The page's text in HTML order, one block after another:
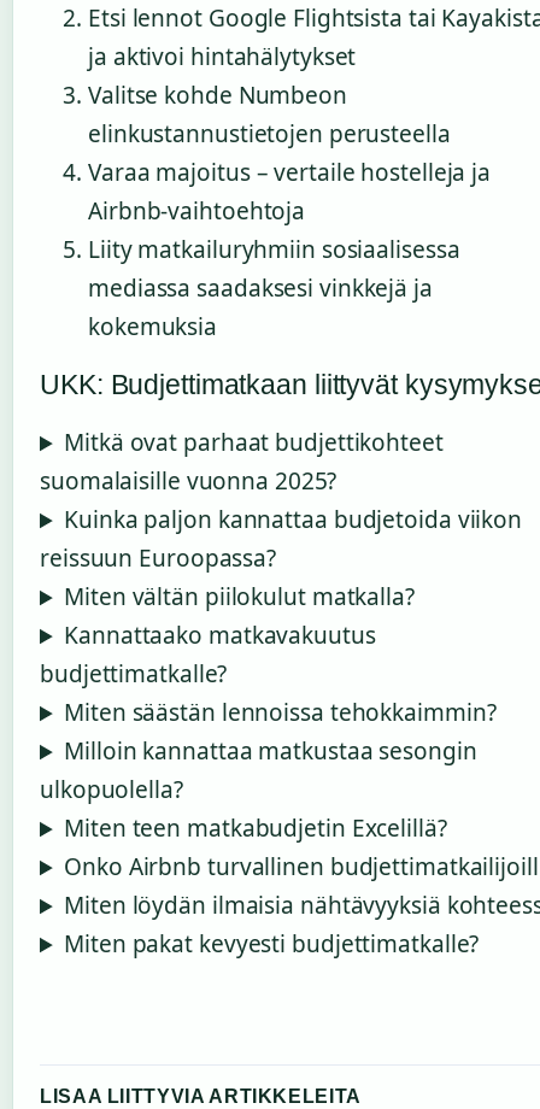
Etsi lennot Google Flightsista tai
ja aktivoi hintahälytykset
Valitse kohde Numbeon
elinkustannustietojen perusteella
Varaa majoitus – vertaile hostelleja ja
Airbnb-vaihtoehtoja
Liity matkailuryhmiin sosiaalisessa
mediassa saadaksesi vinkkejä ja
kokemuksia
UKK: Budjettimatkaan liittyvät
Mitkä ovat parhaat budjettikohteet
suomalaisille vuonna 2025?
Kuinka paljon kannattaa budjetoida viikon
reissuun Euroopassa?
Miten vältän piilokulut matkalla?
Kannattaako matkavakuutus
budjettimatkalle?
Miten säästän lennoissa tehokkaimmin?
Milloin kannattaa matkustaa sesongin
ulkopuolella?
Miten teen matkabudjetin Excelillä?
Onko Airbnb turvallinen
Miten löydän ilmaisia nähtävyyksiä
Miten pakat kevyesti budjettimatkalle?
LISAA LIITTYVIA ARTIKKELEITA